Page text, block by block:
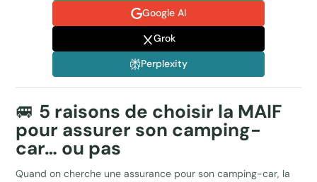
Google AI
Grok
Perplexity
🚐 5 raisons de choisir la MAIF
pour assurer son camping-
car… ou pas
Quand on cherche une assurance pour son camping-car, la